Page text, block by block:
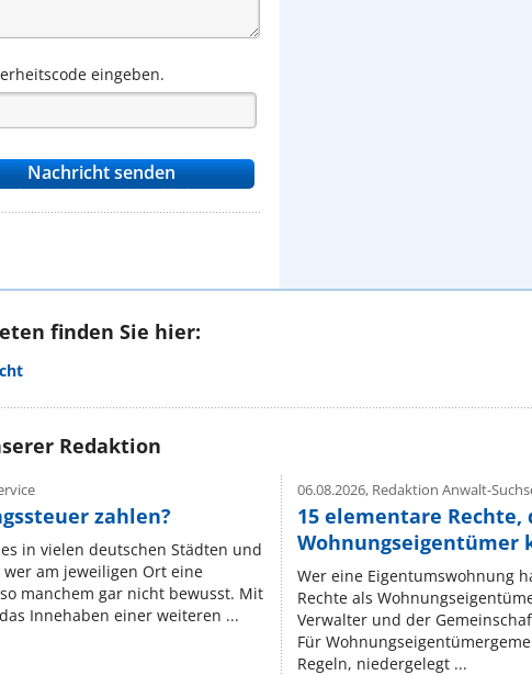
eingeben.
finden Sie hier:
Redaktion
zahlen?
in vielen deutschen Städten und
wer am jeweiligen Ort eine
manchem gar nicht bewusst. Mit
Innehaben einer weiteren ...
06.08.2026,Redaktion Anwalt-
15 elementare Rechte,
Wohnungseigentümer
Wer eine Eigentumswohnung
Rechte als
Verwalter und der
Für
Regeln, niedergelegt ...